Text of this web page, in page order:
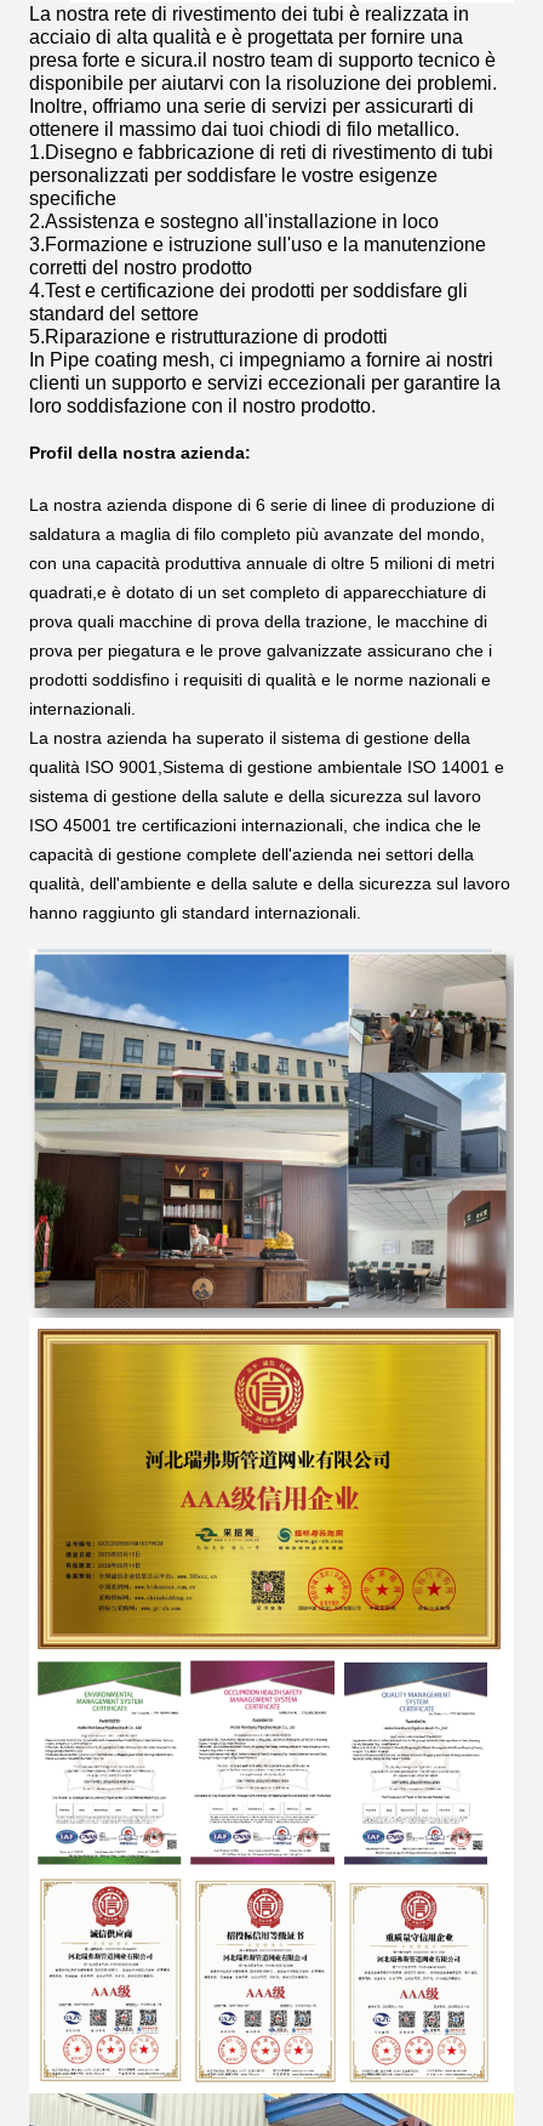
La nostra rete di rivestimento dei tubi è realizzata in
acciaio di alta qualità e è progettata per fornire una
presa forte e sicura.il nostro team di supporto tecnico è
disponibile per aiutarvi con la risoluzione dei problemi.
Inoltre, offriamo una serie di servizi per assicurarti di
ottenere il massimo dai tuoi chiodi di filo metallico.
1.Disegno e fabbricazione di reti di rivestimento di tubi
personalizzati per soddisfare le vostre esigenze
specifiche
2.Assistenza e sostegno all'installazione in loco
3.Formazione e istruzione sull'uso e la manutenzione
corretti del nostro prodotto
4.Test e certificazione dei prodotti per soddisfare gli
standard del settore
5.Riparazione e ristrutturazione di prodotti
In Pipe coating mesh, ci impegniamo a fornire ai nostri
clienti un supporto e servizi eccezionali per garantire la
loro soddisfazione con il nostro prodotto.
Profil della nostra azienda:
La nostra azienda dispone di 6 serie di linee di produzione di
saldatura a maglia di filo completo più avanzate del mondo,
con una capacità produttiva annuale di oltre 5 milioni di metri
quadrati,e è dotato di un set completo di apparecchiature di
prova quali macchine di prova della trazione, le macchine di
prova per piegatura e le prove galvanizzate assicurano che i
prodotti soddisfino i requisiti di qualità e le norme nazionali e
internazionali.
La nostra azienda ha superato il sistema di gestione della
qualità ISO 9001,Sistema di gestione ambientale ISO 14001 e
sistema di gestione della salute e della sicurezza sul lavoro
ISO 45001 tre certificazioni internazionali, che indica che le
capacità di gestione complete dell'azienda nei settori della
qualità, dell'ambiente e della salute e della sicurezza sul lavoro
hanno raggiunto gli standard internazionali.